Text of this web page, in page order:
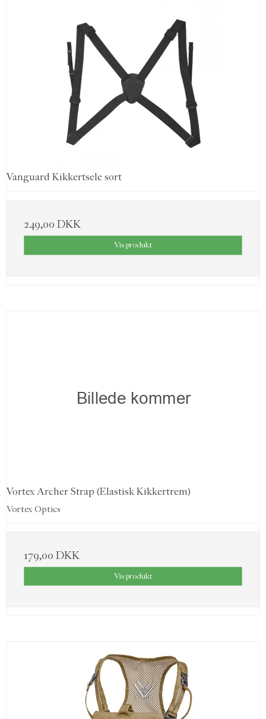
Vanguard Kikkertsele sort
249,00 DKK
Vis produkt
Vortex Archer Strap (Elastisk Kikkertrem)
Vortex Optics
179,00 DKK
Vis produkt